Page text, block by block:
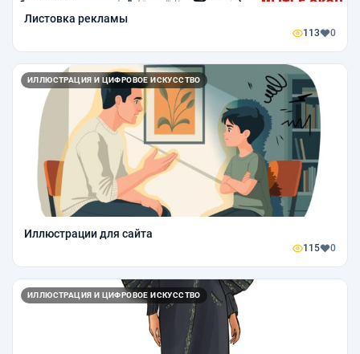
Листовка рекламы
113 0
ИЛЛЮСТРАЦИЯ И ЦИФРОВОЕ ИСКУССТВО
Иллюстрации для сайта
115 0
ИЛЛЮСТРАЦИЯ И ЦИФРОВОЕ ИСКУССТВО